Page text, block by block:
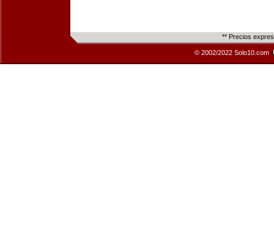
** Precios
© 2002/2022 Solo10.com